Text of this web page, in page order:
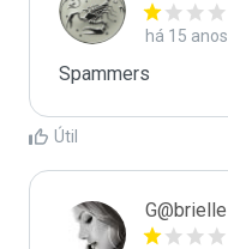
há 15 anos
Spammers
Útil
G@brielle